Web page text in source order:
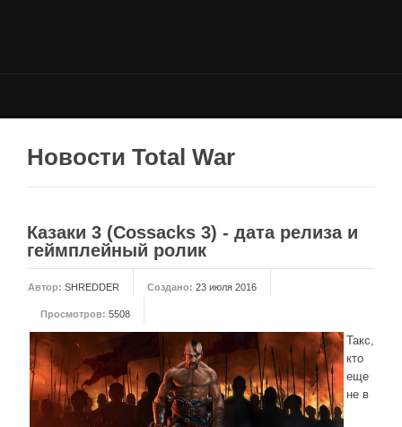
Моддинг Empire
Моддинг Shogun 2
Моддинг Napoleon
Моддинг MEDIEVAL 2
ДРУГИЕ ИГРЫ
Серия игр Mount and Blade
Вселенные Warhammer
Новости Total War
Казаки 3 (Cossacks 3) - дата релиза и
геймплейный ролик
Автор: SHREDDER Создано: 23 июля 2016
Просмотров: 5508
Такс,
кто
еще
не в